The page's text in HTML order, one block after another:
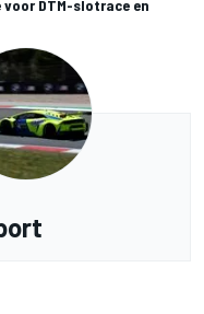
DTM-slotrace en